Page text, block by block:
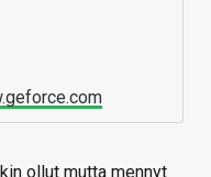
ollut mutta mennyt